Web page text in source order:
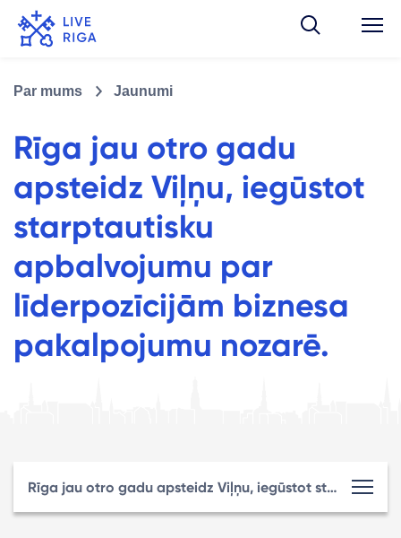
Par mums Jaunumi
Rīga jau otro gadu
apsteidz Viļņu, iegūstot
starptautisku
apbalvojumu par
līderpozīcijām biznesa
pakalpojumu nozarē.
Rīga jau otro gadu apsteidz Viļņu, iegūstot starptautisku apbalvojumu par līderpozīcijām biznesa pakalpojumu nozarē.